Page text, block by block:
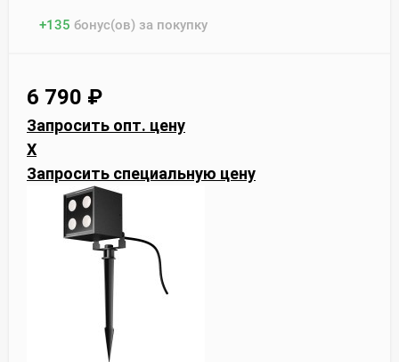
+135 бонус(ов) за покупку
6 790 ₽
Запросить опт. цену
X
Запросить специальную цену